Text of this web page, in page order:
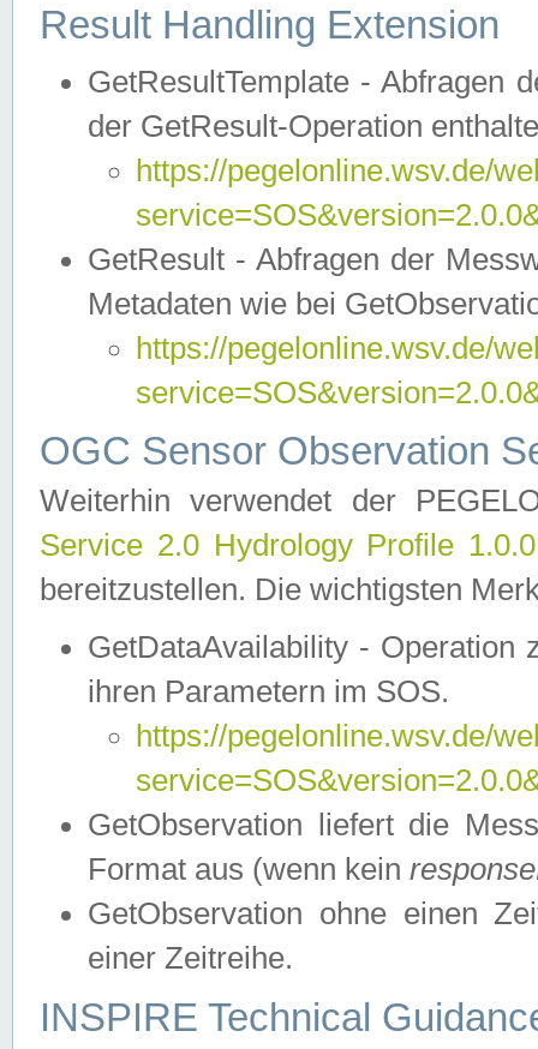
Result Handling Extension
GetResultTemplate - Abfragen
der GetResult-Operation
https://pegelonline.wsv.de/
GetResult - Abfragen der
Metadaten wie bei
https://pegelonline.wsv.de/
OGC Sensor Observation
Weiterhin verwendet der
Service 2.0 Hydrology Profile
bereitzustellen. Die wichtigsten
GetDataAvailability - Operation
ihren Parametern im SOS.
https://pegelonline.wsv.de/
GetObservation liefert die
Format aus (wenn kein
GetObservation ohne einen
einer Zeitreihe.
INSPIRE Technical